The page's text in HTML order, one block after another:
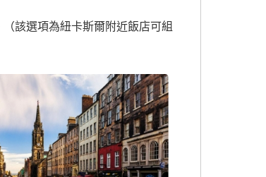
該選項為紐卡斯爾附近飯店可組